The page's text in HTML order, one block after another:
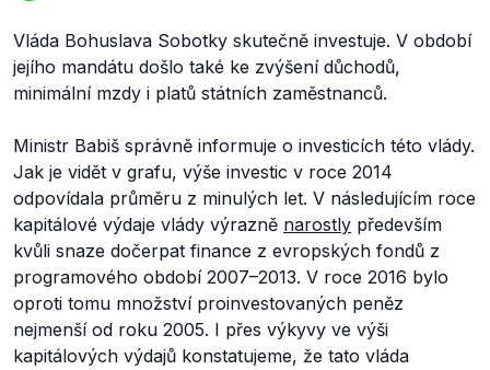
Vláda Bohuslava Sobotky skutečně investuje. V období
jejího mandátu došlo také ke zvýšení důchodů,
minimální mzdy i platů státních zaměstnanců.
Ministr Babiš správně informuje o investicích této vlády.
Jak je vidět v grafu, výše investic v roce 2014
odpovídala průměru z minulých let. V následujícím roce
kapitálové výdaje vlády výrazně narostly především
kvůli snaze dočerpat finance z evropských fondů z
programového období 2007–2013. V roce 2016 bylo
oproti tomu množství proinvestovaných peněz
nejmenší od roku 2005. I přes výkyvy ve výši
kapitálových výdajů konstatujeme, že tato vláda